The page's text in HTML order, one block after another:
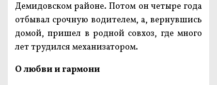
Демидовском районе. Потом он четыре года
отбывал срочную водителем, а, вернувшись
домой, пришел в родной совхоз, где много
лет трудился механизатором.
О любви и гармони